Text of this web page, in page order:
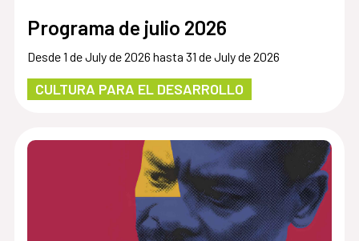
Programa de julio 2026
Desde 1 de July de 2026 hasta 31 de July de 2026
CULTURA PARA EL DESARROLLO